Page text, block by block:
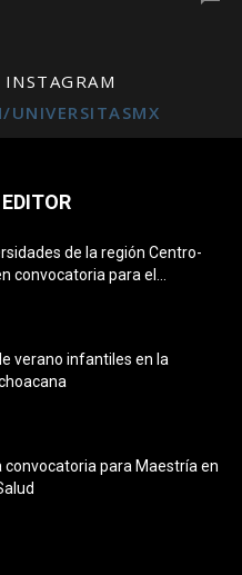
UNIVERSITASMX
de la región Centro-
convocatoria para el...
verano infantiles en la
convocatoria para Maestría en